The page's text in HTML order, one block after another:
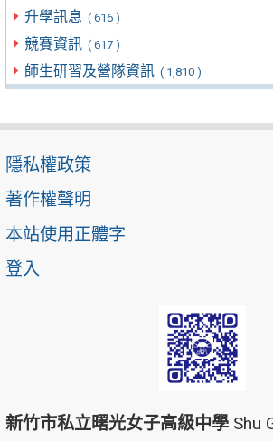
升學訊息 ( 616 )
競賽資訊 ( 617 )
師生研習及營隊資訊 ( 1,810 )
隱私權政策
著作權聲明
本站使用正體字
登入
新竹市私立曙光女子高級中學 Shu